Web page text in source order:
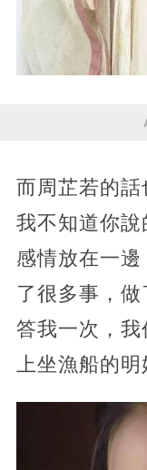
而周芷若的
我不知道你
感情放在一
了很多事，
答我一次，
上坐漁船的明